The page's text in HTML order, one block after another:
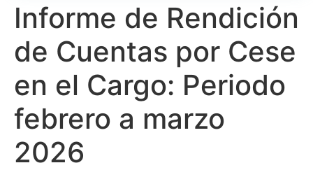
Informe de Rendición
de Cuentas por Cese
en el Cargo: Periodo
febrero a marzo
2026